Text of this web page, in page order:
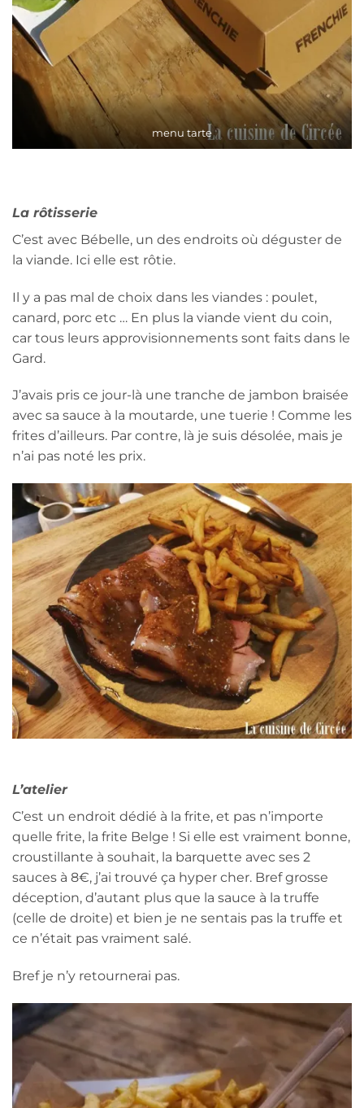
menu tarte
La rôtisserie
C’est avec Bébelle, un des endroits où déguster de
la viande. Ici elle est rôtie.
Il y a pas mal de choix dans les viandes : poulet,
canard, porc etc … En plus la viande vient du coin,
car tous leurs approvisionnements sont faits dans le
Gard.
J’avais pris ce jour-là une tranche de jambon braisée
avec sa sauce à la moutarde, une tuerie ! Comme les
frites d’ailleurs. Par contre, là je suis désolée, mais je
n’ai pas noté les prix.
L’atelier
C’est un endroit dédié à la frite, et pas n’importe
quelle frite, la frite Belge ! Si elle est vraiment bonne,
croustillante à souhait, la barquette avec ses 2
sauces à 8€, j’ai trouvé ça hyper cher. Bref grosse
déception, d’autant plus que la sauce à la truffe
(celle de droite) et bien je ne sentais pas la truffe et
ce n’était pas vraiment salé.
Bref je n’y retournerai pas.